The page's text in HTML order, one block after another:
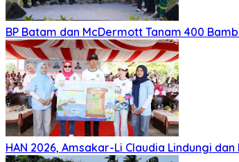
BP Batam dan McDermott Tanam 400
HAN 2026, Amsakar-Li Claudia Lindungi